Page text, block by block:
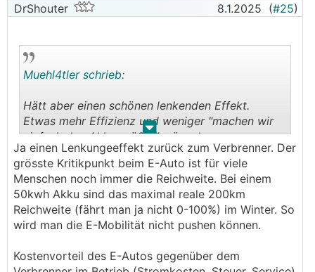
DrShouter 8.1.2025 (#25)
. .
Muehl4tler schrieb:
Hätt aber einen schönen lenkenden Effekt.
Etwas mehr Effizienz und weniger "machen wir
einfach den Akku größer" wär schon zu
befürworten.
Ja einen Lenkungeeffekt zurück zum Verbrenner. Der
grösste Kritikpunkt beim E-Auto ist für viele
Menschen noch immer die Reichweite. Bei einem
50kwh Akku sind das maximal reale 200km
Reichweite (fährt man ja nicht 0-100%) im Winter. So
wird man die E-Mobilität nicht pushen können.
Kostenvorteil des E-Autos gegenüber dem